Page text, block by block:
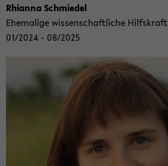
Rhi­an­na Schmie­del
Ehe­ma­li­ge wis­sen­schaft­li­che Hilfs­kraft
01/2024 - 08/2025